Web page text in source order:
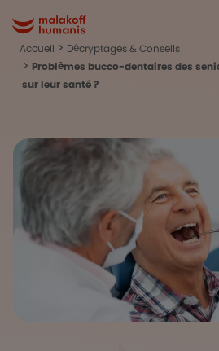
Malakoff Humanis Accueil
Accueil
Décryptages & Conseils
Problèmes bucco-dentaires des
sur leur santé ?